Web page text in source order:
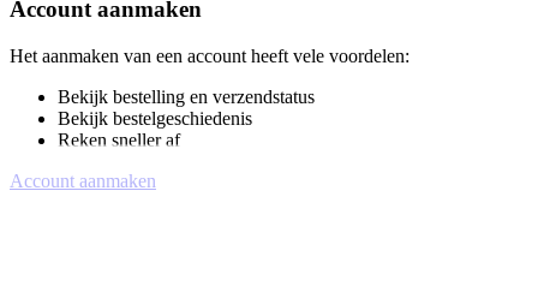
Account aanmaken
Het aanmaken van een account heeft vele voordelen:
Bekijk bestelling en verzendstatus
Bekijk bestelgeschiedenis
Reken sneller af
Account aanmaken